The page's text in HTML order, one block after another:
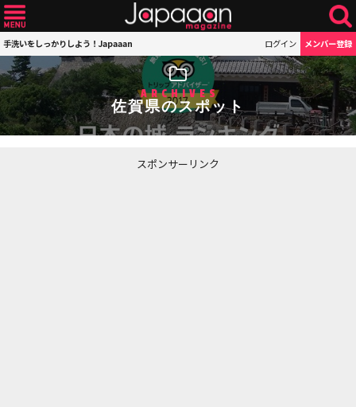
手洗いをしっかりしよう！Japaaan ログイン メンバー登録
ARCHIVES
佐賀県のスポット
スポンサーリンク